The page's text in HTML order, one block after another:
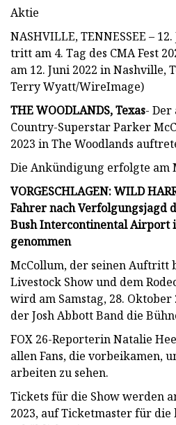
Aktie
NASHVILLE, TENNESSEE –
tritt am 4. Tag des CMA Fest
am 12. Juni 2022 in Nashville,
Terry Wyatt/WireImage)
THE WOODLANDS, Texas- Der
Country-Superstar Parker
2023 in The Woodlands
Die Ankündigung erfolgte am
VORGESCHLAGEN: WILD
Fahrer nach Verfolgungsjagd
Bush Intercontinental Airport
genommen
McCollum, der seinen Auftritt
Livestock Show und dem
wird am Samstag, 28.
der Josh Abbott Band die
FOX 26-Reporterin Natalie
allen Fans, die vorbeikamen,
arbeiten zu sehen.
Tickets für die Show werden
2023, auf Ticketmaster für